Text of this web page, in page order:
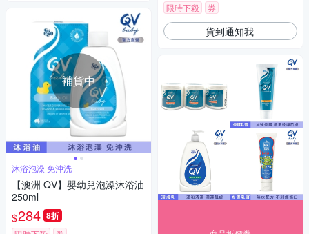
補貨中
沐浴泡澡 免沖洗
【澳洲 QV】嬰幼兒泡澡沐浴油
250ml
$284 8折
限時下殺 券
貨到通知我